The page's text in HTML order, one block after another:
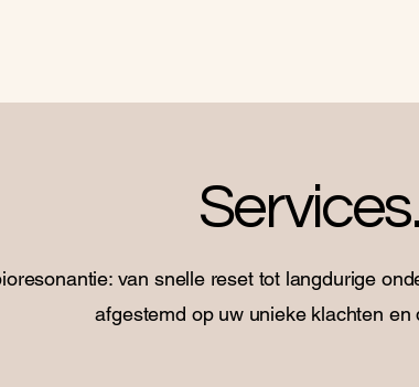
Services.
van snelle reset tot langdurige
afgestemd op uw unieke klachten en